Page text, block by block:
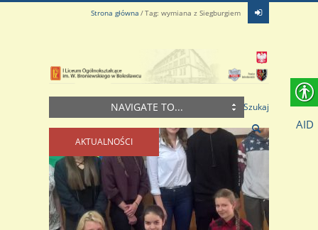
Strona główna Tag: wymiana z Siegburgiem
NAVIGATE TO... Szukaj
AKTUALNOŚCI
AID